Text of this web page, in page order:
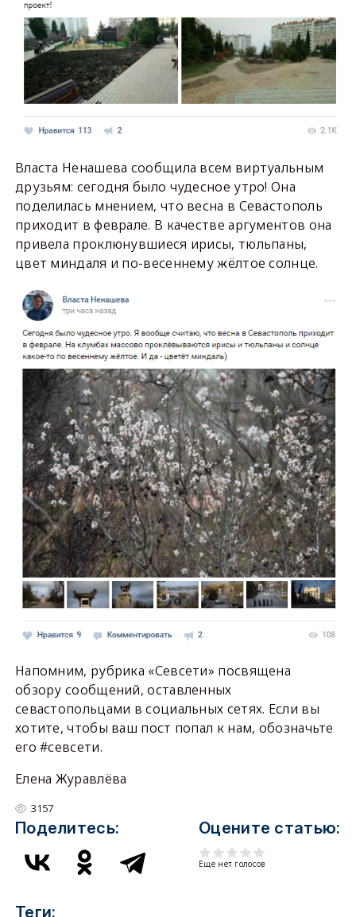
Власта Ненашева сообщила всем виртуальным
друзьям: сегодня было чудесное утро! Она
поделилась мнением, что весна в Севастополь
приходит в феврале. В качестве аргументов она
привела проклюнувшиеся ирисы, тюльпаны,
цвет миндаля и по-весеннему жёлтое солнце.
Напомним, рубрика «Севсети» посвящена
обзору сообщений, оставленных
севастопольцами в социальных сетях. Если вы
хотите, чтобы ваш пост попал к нам, обозначьте
его #севсети.
Елена Журавлёва
3157
Поделитесь: Оцените статью:
Еще нет голосов
Теги: